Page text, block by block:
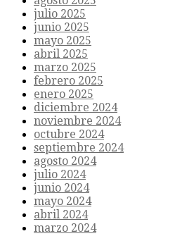
julio 2025
junio 2025
mayo 2025
abril 2025
marzo 2025
febrero 2025
enero 2025
diciembre 2024
noviembre 2024
octubre 2024
septiembre 2024
agosto 2024
julio 2024
junio 2024
mayo 2024
abril 2024
marzo 2024